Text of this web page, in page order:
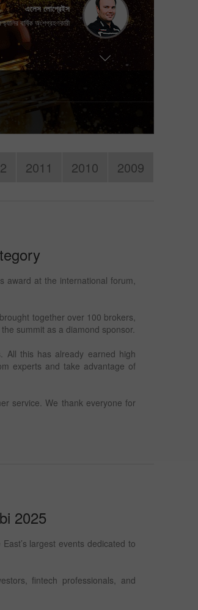
অর্থ জমা / উত্তোলন করার পদ্ধতি
অর্থ জমা অর্থ উত্তোলন
এলেস লোপ্রেইস
র‌্যালির বার্ষিক অংশগ্রহণকারী
বিশ্বনাথন আনন্দ
ভ্লাডিমির মোরাভিক
2011 2010 2009
award at the international forum,
together over 100 brokers,
summit as a diamond sponsor.
All this has already earned high
experts and take advantage of
service. We thank everyone for
2025
largest events dedicated to
fintech professionals, and